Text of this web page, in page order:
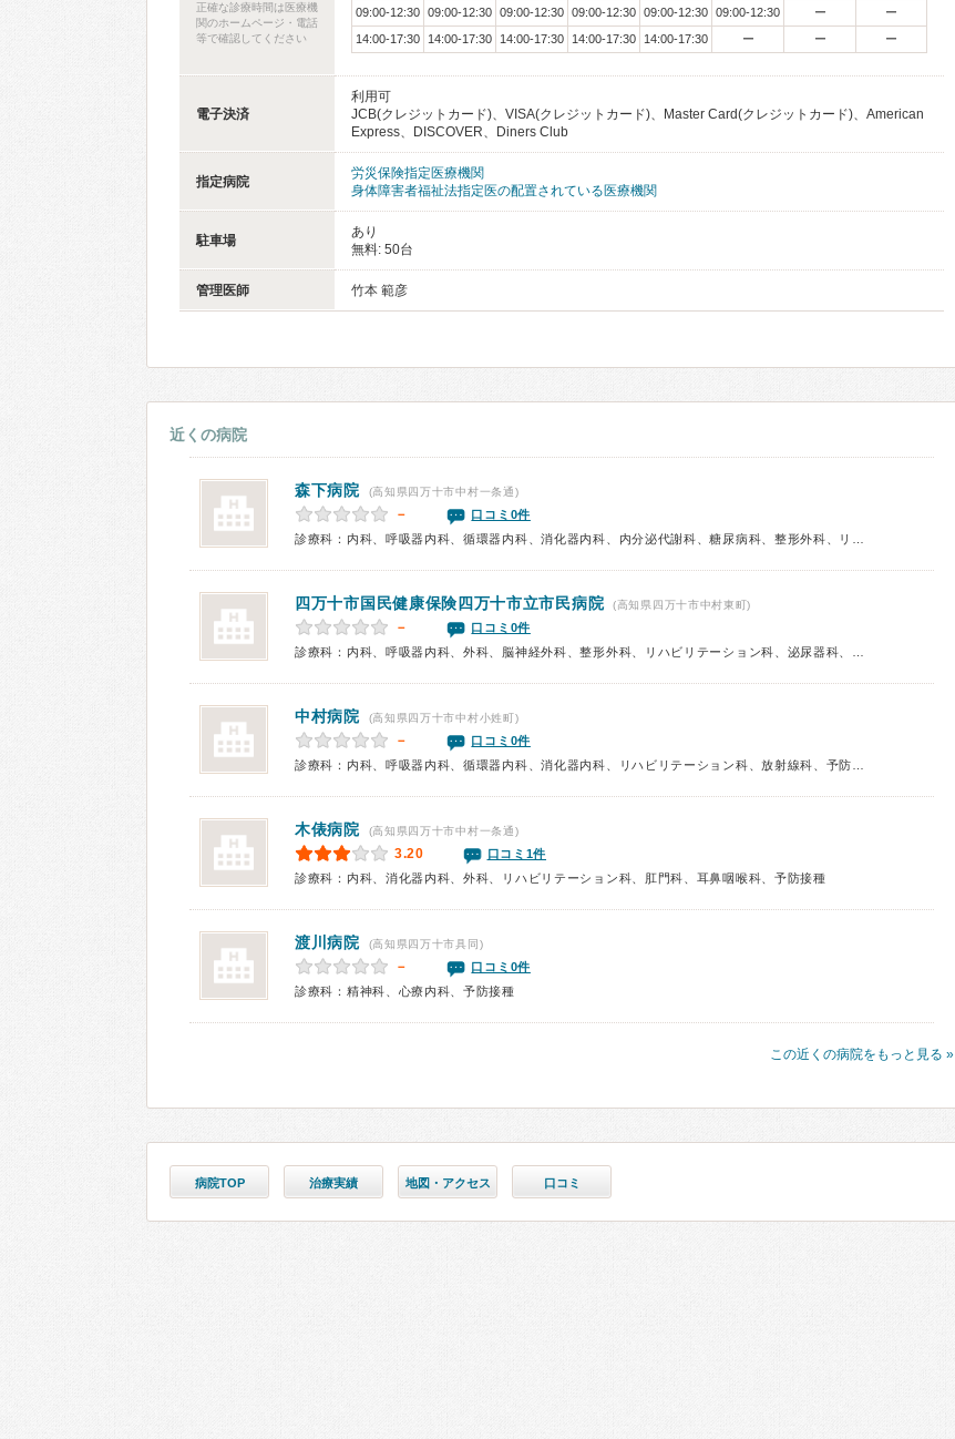
正確な診療時間は医療機
関のホームページ・電話
等で確認してください
09:00-12:30 09:00-12:30 09:00-12:30 09:00-12:30 09:00-12:30 09:00-12:30 ー
ー
14:00-17:30
14:00-17:30 14:00-17:30 14:00-17:30 14:00-17:30 ー ー ー
電子決済
利用可
JCB(クレジットカード)、VISA(クレジットカード)、Master Card(クレジットカード)、American
Express、DISCOVER、Diners Club
指定病院
労災保険指定医療機関
身体障害者福祉法指定医の配置されている医療機関
駐車場
あり
無料: 50台
管理医師 竹本 範彦
近くの病院
森下病院 (高知県四万十市中村一条通)
－
口コミ0件
四万十市国民健康保険四万十市立市民病院 (高知県四万十市中村東町)
－
口コミ0件
中村病院 (高知県四万十市中村小姓町)
－
口コミ0件
木俵病院 (高知県四万十市中村一条通)
3.20
口コミ1件
診療科：内科、消化器内科、外科、リハビリテーション科、肛門科、耳鼻咽喉科、予防接種
渡川病院 (高知県四万十市具同)
－
口コミ0件
診療科：精神科、心療内科、予防接種
この近くの病院をもっと見る »
病院TOP 治療実績 地図・アクセス 口コミ